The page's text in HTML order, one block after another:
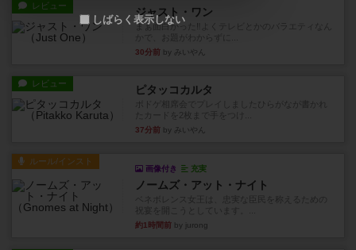
レビュー ジャスト・ワン
まぁ面白かった‼️よくテレビとかのバラエティなん
かで、お題がわからずに...
30分前 by みいやん
レビュー ピタッコカルタ
ボドゲ相席会でプレイしましたひらがなが書かれ
たカードを2枚まで手をつけ...
37分前 by みいやん
ルール/インスト
画像付き 充実
ノームズ・アット・ナイト
ベネボレンス女王は、忠実な臣民を称えるための
祝宴を開こうとしています。...
約1時間前 by jurong
しばらく表示しない